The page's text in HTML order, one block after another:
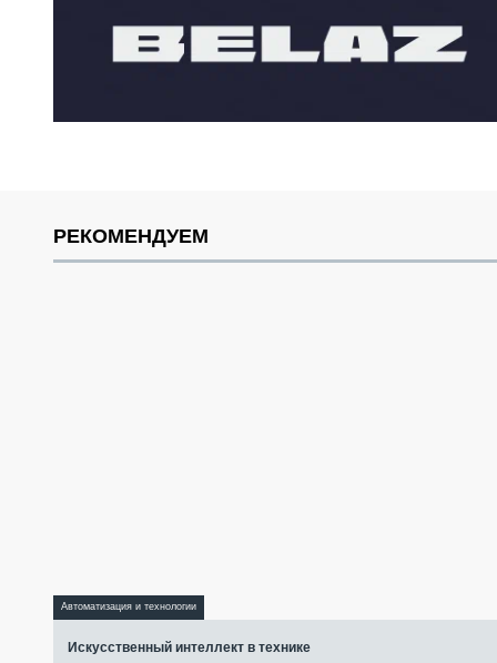
РЕКОМЕНДУЕМ
Автоматизация и технологии
Искусственный интеллект в технике